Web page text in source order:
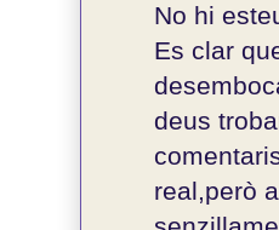
No hi
Es clar
deus
real,però